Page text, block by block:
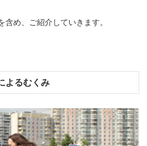
含め、ご紹介していきます。
よるむくみ